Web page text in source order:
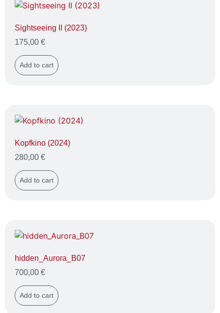
Sightseeing II (2023)
175,00 €
Add to cart
Kopfkino (2024)
280,00 €
Add to cart
hidden_Aurora_B07
700,00 €
Add to cart